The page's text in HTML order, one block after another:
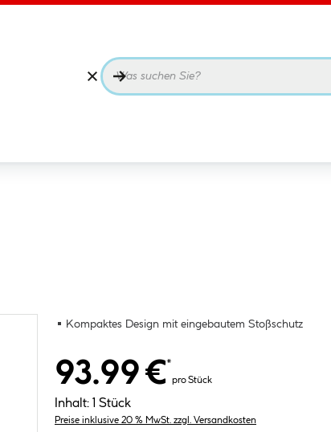
Kompaktes Design mit eingebautem Stoßschutz
93.99 €*
pro Stück
Inhalt: 1 Stück
Preise inklusive 20 % MwSt. zzgl. Versandkosten